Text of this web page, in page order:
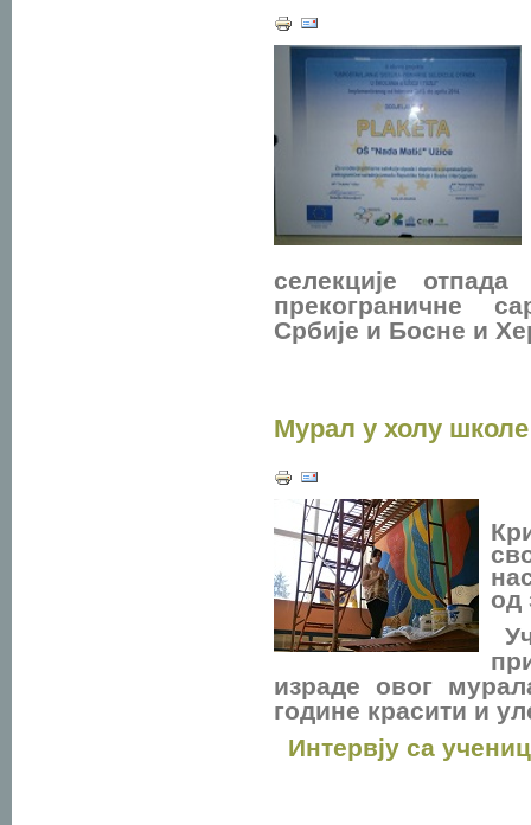
селекције
прекограничне
Србије и Босне и
Мурал у холу школе
од
израде овог
године красити и
Интервју са